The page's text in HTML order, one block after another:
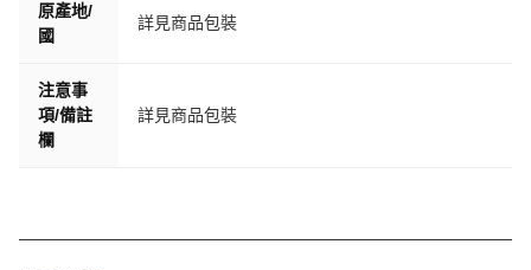
原產地/
國
詳見商品包裝
注意事
項/備註
欄
詳見商品包裝